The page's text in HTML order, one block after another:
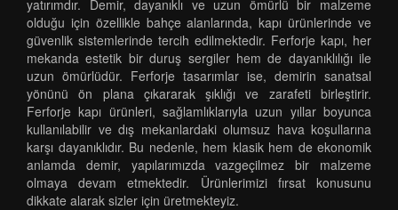
yatırımdır. Demir, dayanıklı ve uzun ömürlü bir malzeme
olduğu için özellikle bahçe alanlarında, kapı ürünlerinde ve
güvenlik sistemlerinde tercih edilmektedir. Ferforje kapı, her
mekanda estetik bir duruş sergiler hem de dayanıklılığı ile
uzun ömürlüdür. Ferforje tasarımlar ise, demirin sanatsal
yönünü ön plana çıkararak şıklığı ve zarafeti birleştirir.
Ferforje kapı ürünleri, sağlamlıklarıyla uzun yıllar boyunca
kullanılabilir ve dış mekanlardaki olumsuz hava koşullarına
karşı dayanıklıdır. Bu nedenle, hem klasik hem de ekonomik
anlamda demir, yapılarımızda vazgeçilmez bir malzeme
olmaya devam etmektedir. Ürünlerimizi fırsat konusunu
dikkate alarak sizler için üretmekteyiz.